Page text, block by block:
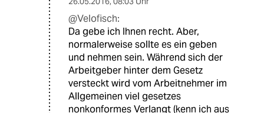
@Velofisch:
Da gebe ich Ihnen recht. Aber,
normalerweise sollte es ein geben
und nehmen sein. Während sich der
Arbeitgeber hinter dem Gesetz
versteckt wird vom Arbeitnehmer im
Allgemeinen viel gesetzes
nonkonformes Verlangt (kenn ich aus